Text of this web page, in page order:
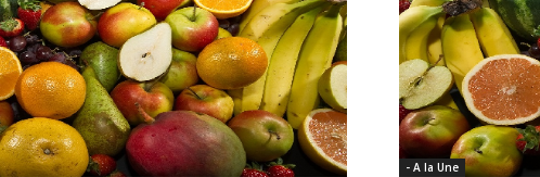
Economique
- A la Une